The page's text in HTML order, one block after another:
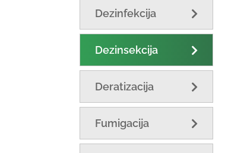
Dezinfekcija
Dezinsekcija
Deratizacija
Fumigacija